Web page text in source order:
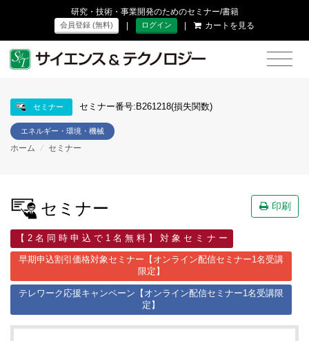
研究・技術・事業開発のためのセミナー/書籍
会員登録 (無料) | ログイン | カートを見る
セミナー セミナー番号:B261218(損失関数)
エネルギー・環境・機械
ホーム / セミナー
セミナー 印刷
【 2 名 同 時 申 込 で 1 名 無 料 】 対 象 セ ミ ナ ー
早期申込割引価格対象セミナー【オンライン配信セミナー1名受講
限定】
テレワーク応援キャンペーン【オンライン配信セミナー1名受講限
定】